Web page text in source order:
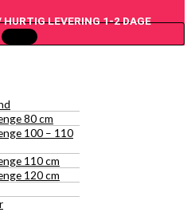
LEVERING 1-2 DAGE
80 cm
100 – 110
110 cm
120 cm